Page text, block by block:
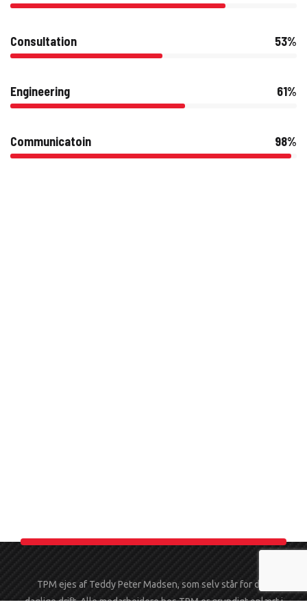
Consultation 53%
Engineering 61%
Communicatoin 98%
TPM ejes af Teddy Peter Madsen, som selv står for den
daglige drift. Alle medarbejdere hos TPM er grundigt oplært i